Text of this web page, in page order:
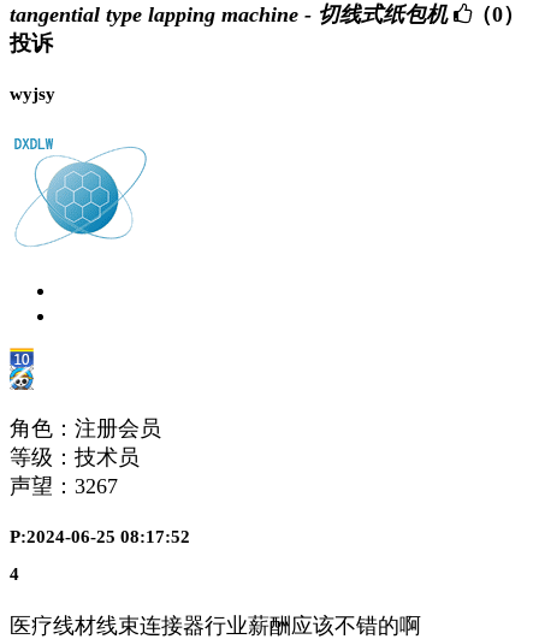
tangential type lapping machine - 切线式纸包机
（0）
投诉
wyjsy
角色：注册会员
等级：技术员
声望： 3267
P:2024-06-25 08:17:52
4
医疗线材线束连接器行业薪酬应该不错的啊